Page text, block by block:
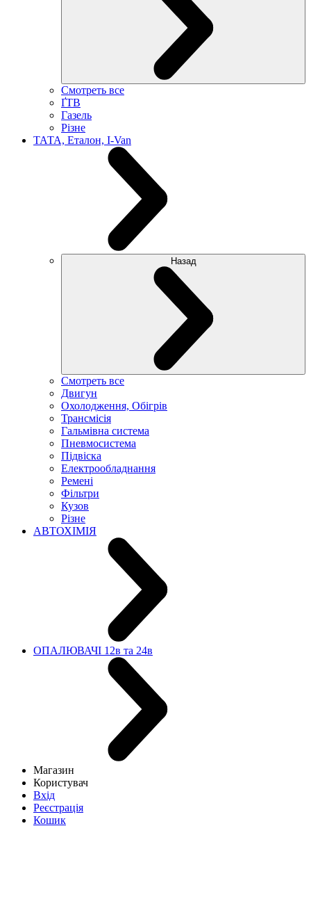
Смотреть все
ҐТВ
Газель
Різне
ТАТА, Еталон, I-Van
Назад
Смотреть все
Двигун
Охолодження, Обігрів
Трансмісія
Гальмівна система
Пневмосистема
Підвіска
Електрообладнання
Ремені
Фільтри
Кузов
Різне
АВТОХІМІЯ
ОПАЛЮВАЧІ 12в та 24в
Магазин
Користувач
Вхід
Реєстрація
Кошик